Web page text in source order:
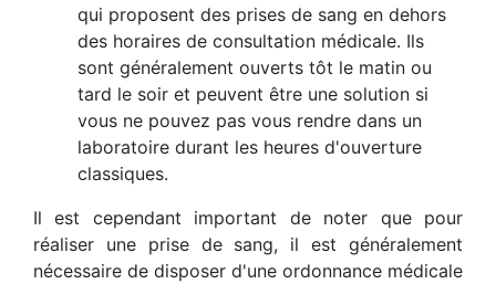
qui proposent des prises de sang en dehors
des horaires de consultation médicale. Ils
sont généralement ouverts tôt le matin ou
tard le soir et peuvent être une solution si
vous ne pouvez pas vous rendre dans un
laboratoire durant les heures d'ouverture
classiques.
Il est cependant important de noter que pour
réaliser une prise de sang, il est généralement
nécessaire de disposer d'une ordonnance médicale